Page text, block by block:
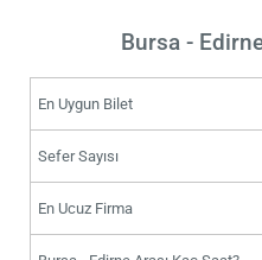
Bursa -
En Uygun Bilet
Sefer Sayısı
En Ucuz Firma